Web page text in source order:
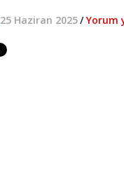
25 Haziran 2025/ Yorum